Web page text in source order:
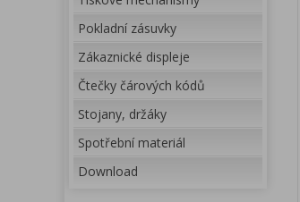
Pokladní zásuvky
Zákaznické displeje
Čtečky čárových kódů
Stojany, držáky
Spotřební materiál
Download